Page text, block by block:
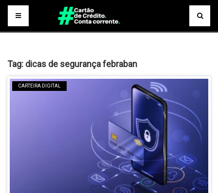
Tag: dicas de segurança febraban
CARTEIRA DIGITAL